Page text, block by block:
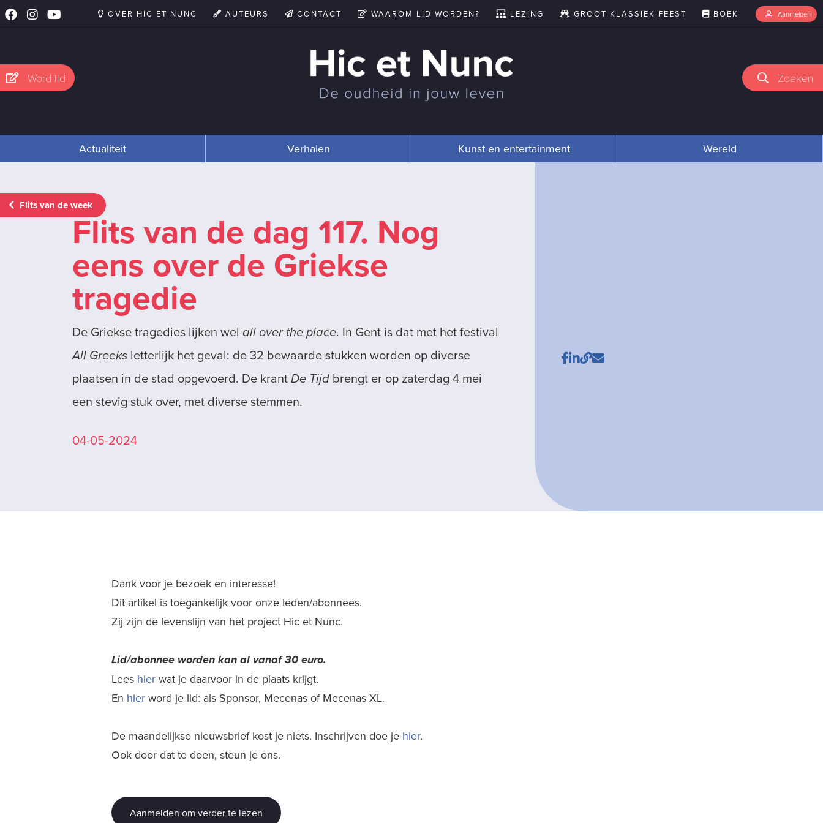
OVER HIC ET NUNC AUTEURS CONTACT WAAROM LID WORDEN? LEZING GROOT KLASSIEK FEEST BOEK Aanmelden
Word lid Zoeken
Actualiteit Verhalen Kunst en entertainment Wereld
Flits van de week
Flits van de dag 117. Nog
eens over de Griekse
tragedie
De Griekse tragedies lijken wel all over the place. In Gent is dat met het festival
All Greeksletterlijk het geval: de 32 bewaarde stukken worden op diverse
plaatsen in de stad opgevoerd. De krantDe Tijdbrengt er op zaterdag 4 mei
een stevig stuk over, met diverse stemmen.
04-05-2024
Dank voor je bezoek en interesse!
Dit artikel is toegankelijk voor onze leden/abonnees.
Zij zijn de levenslijn van het project Hic et Nunc.
Lid/abonnee worden kan al vanaf 30 euro.
Lees hier wat je daarvoor in de plaats krijgt.
En hier word je lid: als Sponsor, Mecenas of Mecenas XL.
De maandelijkse nieuwsbrief kost je niets. Inschrijven doe je hier.
Ook door dat te doen, steun je ons.
Aanmelden om verder te lezen